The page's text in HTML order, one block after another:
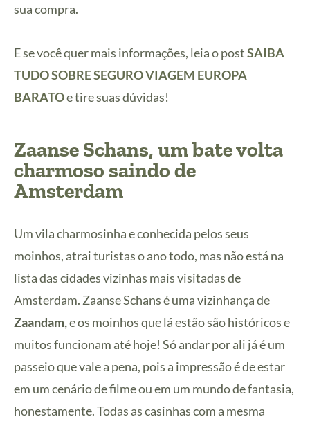
sua compra.
E se você quer mais informações, leia o postSAIBA
TUDO SOBRE SEGURO VIAGEM EUROPA
BARATOe tire suas dúvidas!
Zaanse Schans, um bate volta
charmoso saindo de
Amsterdam
Um vila charmosinha e conhecida pelos seus
moinhos, atrai turistas o ano todo, mas não está na
lista das cidades vizinhas mais visitadas de
Amsterdam. Zaanse Schans é uma vizinhança de
Zaandam,e os moinhos que lá estão são históricos e
muitos funcionam até hoje! Só andar por ali já é um
passeio que vale a pena, pois a impressão é de estar
em um cenário de filme ou em um mundo de fantasia,
honestamente. Todas as casinhas com a mesma